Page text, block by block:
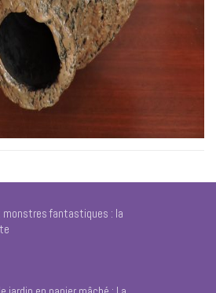
monstres fantastiques : la